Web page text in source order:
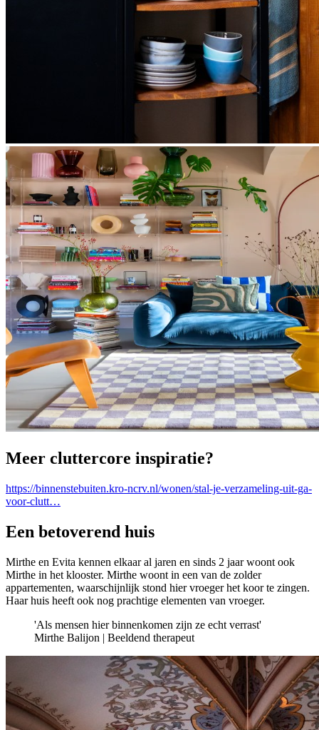
Meer cluttercore inspiratie?
https://binnenstebuiten.kro-ncrv.nl/wonen/stal-je-verzameling-uit-ga-
voor-clutt…
Een betoverend huis
Mirthe en Evita kennen elkaar al jaren en sinds 2 jaar woont ook
Mirthe in het klooster. Mirthe woont in een van de zolder
appartementen, waarschijnlijk stond hier vroeger het koor te zingen.
Haar huis heeft ook nog prachtige elementen van vroeger.
'Als mensen hier binnenkomen zijn ze echt verrast'
Mirthe Balijon | Beeldend therapeut